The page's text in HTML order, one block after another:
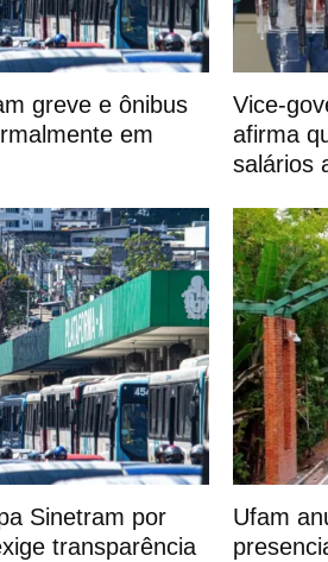
greve e ônibus
em
Vice-
afirma
salários
Sinetram por
transparência
Ufam